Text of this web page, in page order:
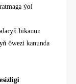
ýol
bikanun
öwezi kanunda